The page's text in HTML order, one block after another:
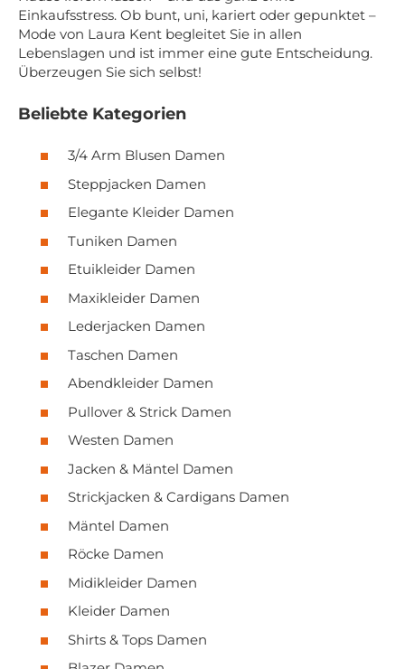
Einkaufsstress. Ob bunt, uni, kariert oder gepunktet –
Mode von Laura Kent begleitet Sie in allen
Lebenslagen und ist immer eine gute Entscheidung.
Überzeugen Sie sich selbst!
Beliebte Kategorien
3/4 Arm Blusen Damen
Steppjacken Damen
Elegante Kleider Damen
Tuniken Damen
Etuikleider Damen
Maxikleider Damen
Lederjacken Damen
Taschen Damen
Abendkleider Damen
Pullover & Strick Damen
Westen Damen
Jacken & Mäntel Damen
Strickjacken & Cardigans Damen
Mäntel Damen
Röcke Damen
Midikleider Damen
Kleider Damen
Shirts & Tops Damen